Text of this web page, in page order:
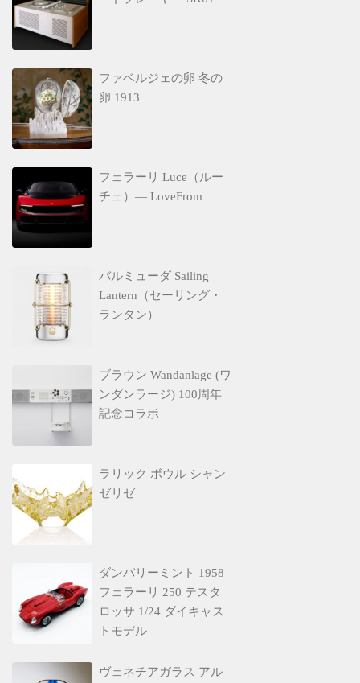
ファベルジェの卵 冬の
卵 1913
フェラーリ Luce（ルー
チェ）— LoveFrom
バルミューダ Sailing
Lantern（セーリング・
ランタン）
ブラウン Wandanlage (ワ
ンダンラージ) 100周年
記念コラボ
ラリック ボウル シャン
ゼリゼ
ダンバリーミント 1958
フェラーリ 250 テスタ
ロッサ 1/24 ダイキャス
トモデル
ヴェネチアガラス アル